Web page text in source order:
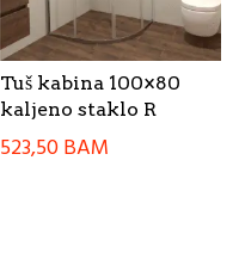
Tuš kabina 100×80
kaljeno staklo R
523,50BAM